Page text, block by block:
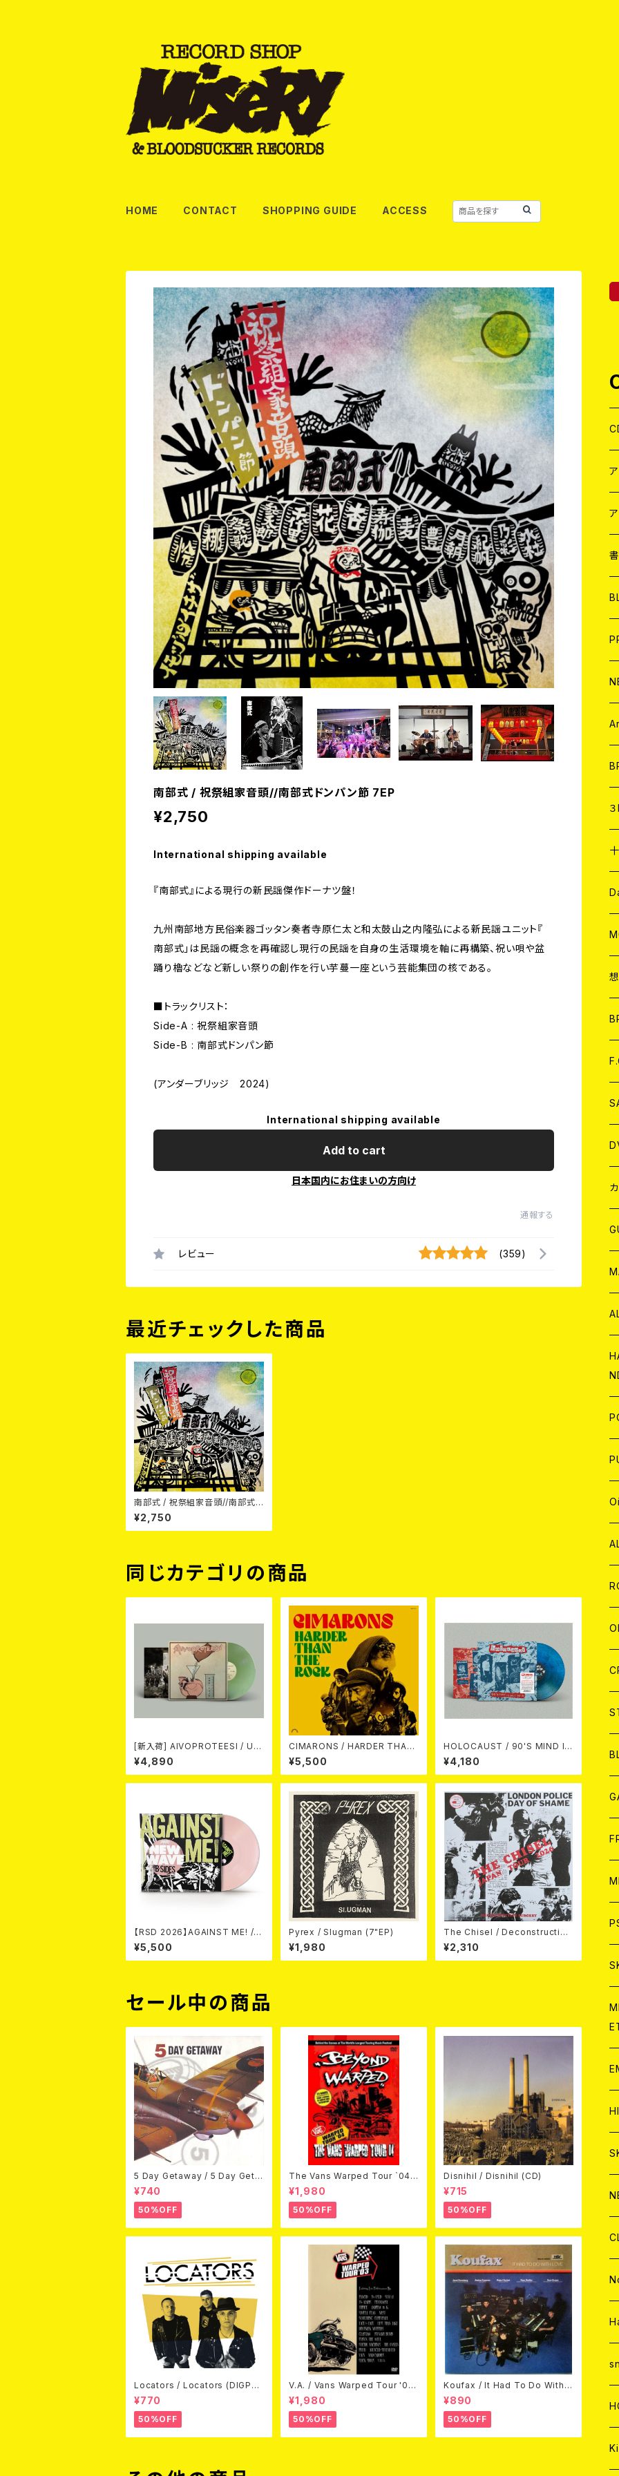
HOME CONTACT SHOPPING GUIDE ACCESS
南部式 / 祝祭組家音頭//南部式ドンパン節 7EP
¥2,750
International shipping available
『南部式』による現行の新民謡傑作ドーナツ盤！
九州南部地方民俗楽器ゴッタン奏者寺原仁太と和太鼓山之内隆弘による新民謡ユニット『
南部式」は民謡の概念を再確認し現行の民謡を自身の生活環境を軸に再構築、祝い唄や盆
踊り櫓などなど新しい祭りの創作を行い芋蔓一座という芸能集団の核である。
■トラックリスト：
Side-A : 祝祭組家音頭
Side-B : 南部式ドンパン節
(アンダーブリッジ 2024)
International shipping available
Add to cart
日本国内にお住まいの方向け
通報する
レビュー (359)
最近チェックした商品
南部式 / 祝祭組家音頭//南部式ド
ンパン節 7EP
¥2,750
同じカテゴリの商品
[新入荷] AIVOPROTEESI / UM
PIKUJA (LP / LTD.100 DIE-HA
RD COKE BOTTLE GREEN VI
NYL) (ITA / F.O.A.D.)
¥4,890
CIMARONS / HARDER THAN
¥5,500
HOLOCAUST / 90'S MIND IN
YOUR MINDS (※LTD.150 SWI
RL BLUE VINYL)
¥4,180
【RSD 2026】AGAINST ME! / N
EW WAVE B-SIDES [RSD VIN
YL EP][Coloured Vinyl](12")
¥5,500
Pyrex / Slugman (7"EP)
¥1,980
The Chisel / Deconstructive
Surgery (7"EP)
¥2,310
セール中の商品
5 Day Getaway / 5 Day Geta
way (CDEP)
¥740
50%OFF
The Vans Warped Tour `04
Beyond Warped (国内盤DVD)
¥1,980
50%OFF
Disnihil / Disnihil (CD)
¥715
50%OFF
Locators / Locators (DIGPAC
K CD)
¥770
50%OFF
V.A. / Vans Warped Tour '03
(DVD)
¥1,980
50%OFF
Koufax / It Had To Do With L
ove (CD)
¥890
50%OFF
７
LP
CD
CD
CD
CD